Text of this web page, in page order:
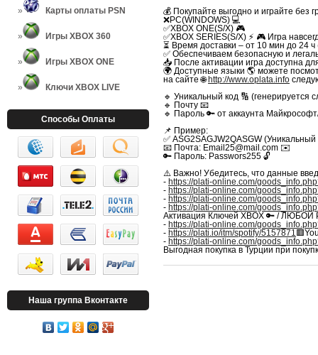
Карты оплаты PSN
Игры XBOX 360
Игры XBOX ONE
Ключи XBOX LIVE
Способы Оплаты
Наша группа Вконтакте
💰 Покупайте выгодно и играйте без
❌PC(WINDOWS) 💻
✅XBOX ONE(S/X) 🎮
✅XBOX SERIES(S/X) ⚡️ 🎮 Игра
⏳ Время доставки – от 10 мин до 24
✅ Обеспечиваем безопасную и
📥 После активации игра доступна
🌍 Доступные языки 🌎 можете
на сайте 🌐 http://www.oplata.info
🔹 Уникальный код 🔢 (генерируется
🔹 Почту 📧
🔹 Пароль 🔑 от аккаунта
📌 Пример:
✅ ASG2SAGJW2QASGW
📧 Почта: Email25@mail.com ✉️
🔑 Пароль: Passwors255 🔓
⚠️ Важно! Убедитесь, что данные
- https://plati-online.com/
- https://plati-online.com/
- https://plati-online.com/
- https://plati-online.com/
Активация Ключей XBOX 🔑 /
- https://plati-online.com/
- https://plati.io/itm/spotify/5157871
- https://plati-online.com/
Выгодная покупка в Турции при